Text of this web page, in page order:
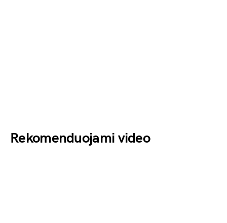
Rekomenduojami video